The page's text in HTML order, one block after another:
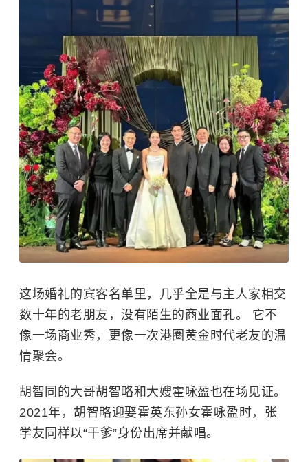
这场婚礼的宾客名单里，几乎全是与主人家相交
数十年的老朋友，没有陌生的商业面孔。 它不
像一场商业秀，更像一次港圈黄金时代老友的温
情聚会。
胡智同的大哥胡智略和大嫂霍咏盈也在场见证。
2021年，胡智略迎娶霍英东孙女霍咏盈时，张
学友同样以“干爹”身份出席并献唱。